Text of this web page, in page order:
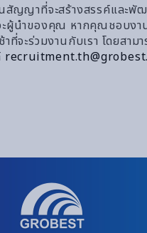
นสัญญาที่จะสร้างสรรค์และพั
ะผู้นำของคุณ หากคุณชอบงา
ที่จะร่วมงานกับเรา โดยสาม